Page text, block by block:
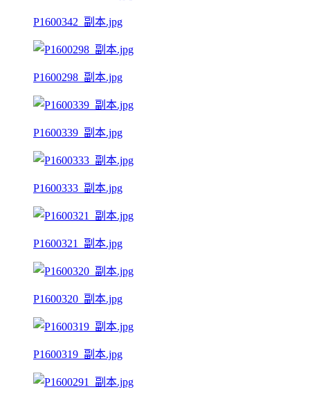
P1600342_副本.jpg
P1600298_副本.jpg
P1600339_副本.jpg
P1600333_副本.jpg
P1600321_副本.jpg
P1600320_副本.jpg
P1600319_副本.jpg